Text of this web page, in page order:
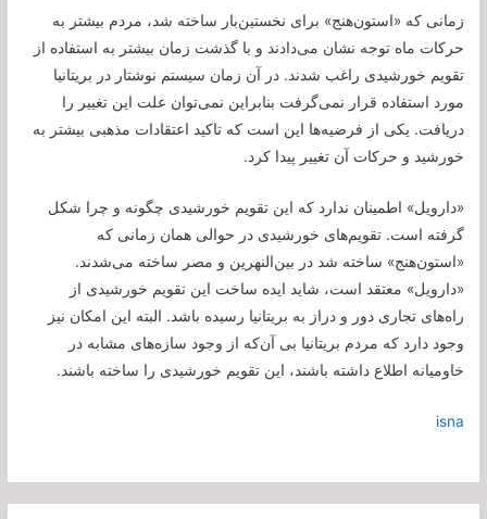
زمانی که «استون‌هنج» برای نخستین‌بار ساخته شد، مردم بیشتر به
حرکات ماه توجه نشان می‌دادند و با گذشت زمان بیشتر به استفاده از
تقویم خورشیدی راغب شدند. در آن زمان سیستم نوشتار در بریتانیا
مورد استفاده قرار نمی‌گرفت بنابراین نمی‌توان علت این تغییر را
دریافت. یکی از فرضیه‌ها این است که تاکید اعتقادات مذهبی بیشتر به
خورشید و حرکات آن تغییر پیدا کرد.
«دارویل» اطمینان ندارد که این تقویم خورشیدی چگونه و چرا شکل
گرفته است. تقویم‌های خورشیدی در حوالی همان زمانی که
«استون‌هنج» ساخته شد در بین‌النهرین و مصر ساخته می‌شدند.
«دارویل» معتقد است، شاید ایده ساخت این تقویم خورشیدی از
راه‌های تجاری دور و دراز به بریتانیا رسیده باشد. البته این امکان نیز
وجود دارد که مردم بریتانیا بی آن‌که از وجود سازه‌های مشابه در
خاومیانه اطلاع داشته باشند، این تقویم خورشیدی را ساخته باشند.
isna